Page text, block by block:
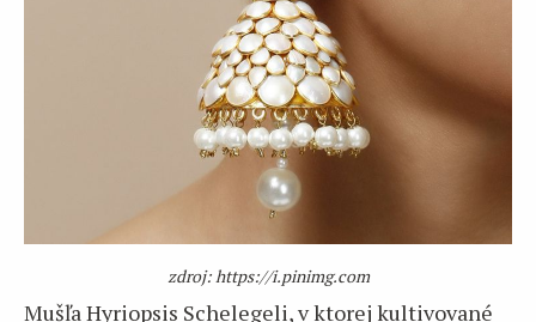
zdroj: https://i.pinimg.com
Mušľa Hyriopsis Schelegeli, v ktorej kultivované